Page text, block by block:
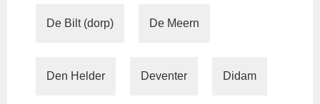
De Bilt (dorp) De Meern
Den Helder Deventer Didam